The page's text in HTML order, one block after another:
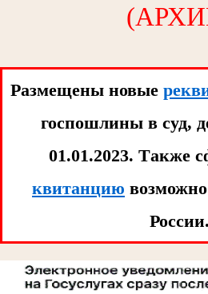
Размещены новые
госпошлины в суд,
01.01.2023. Tакже
квитанцию
России.